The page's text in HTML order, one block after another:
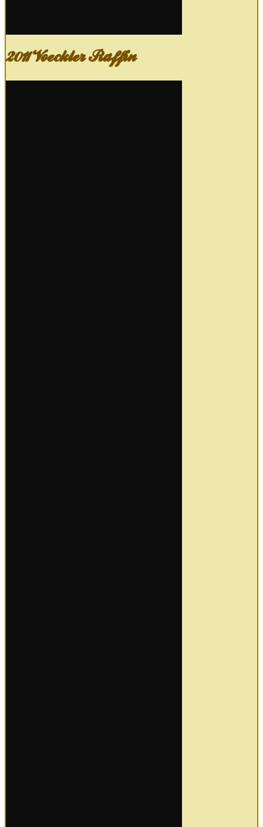
2011 Voeckler Raffin